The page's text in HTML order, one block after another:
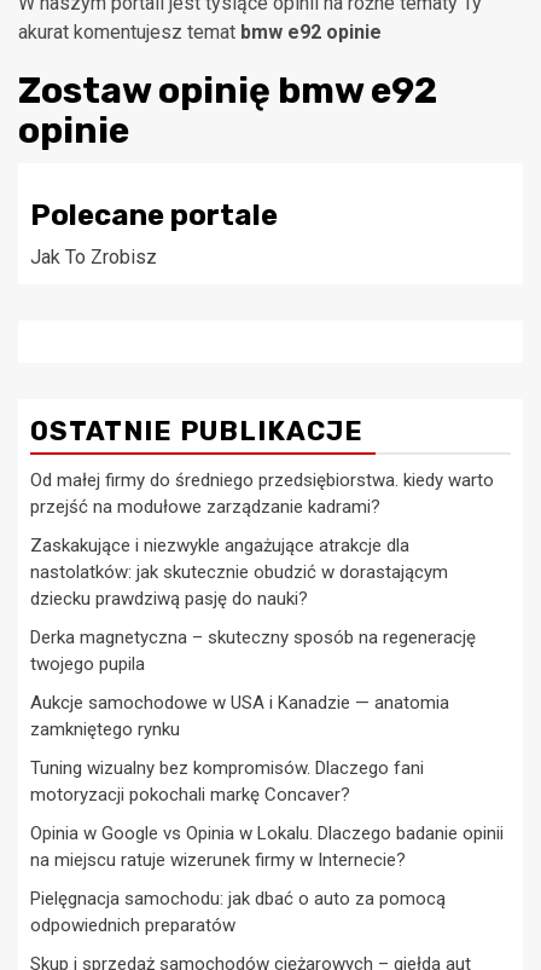
akurat komentujesz temat bmw e92 opinie
Zostaw opinię bmw e92
opinie
Polecane portale
Jak To Zrobisz
OSTATNIE PUBLIKACJE
Od małej firmy do średniego przedsiębiorstwa. kiedy warto
przejść na modułowe zarządzanie kadrami?
Zaskakujące i niezwykle angażujące atrakcje dla
nastolatków: jak skutecznie obudzić w dorastającym
dziecku prawdziwą pasję do nauki?
Derka magnetyczna – skuteczny sposób na regenerację
twojego pupila
Aukcje samochodowe w USA i Kanadzie — anatomia
zamkniętego rynku
Tuning wizualny bez kompromisów. Dlaczego fani
motoryzacji pokochali markę Concaver?
Opinia w Google vs Opinia w Lokalu. Dlaczego badanie opinii
na miejscu ratuje wizerunek firmy w Internecie?
Pielęgnacja samochodu: jak dbać o auto za pomocą
odpowiednich preparatów
Skup i sprzedaż samochodów ciężarowych – giełda aut